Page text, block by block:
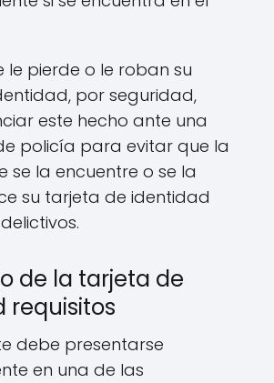
le pierde o le roban su
por seguridad,
este hecho ante una
policía para evitar que la
se la encuentre o se la
su tarjeta de identidad
de la tarjeta de
requisitos
debe presentarse
en una de las